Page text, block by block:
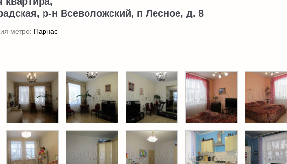
р-н Всеволожский, п Лесное, д. 8
метро: Парнас